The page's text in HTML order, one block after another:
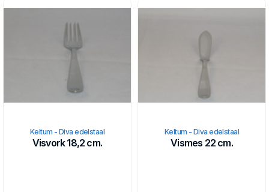
Keltum - Diva edelstaal
Visvork 18,2 cm.
Keltum - Diva edelstaal
Vismes 22 cm.